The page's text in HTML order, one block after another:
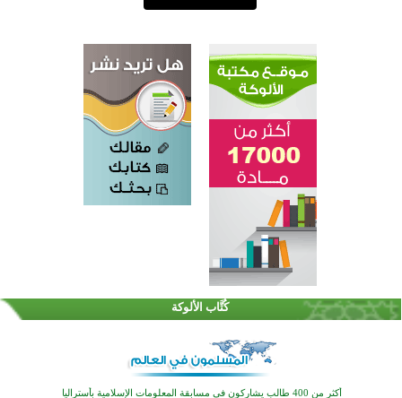
كُتَّاب الألوكة
القرآن والتربية في صدارة البرامج الصيفية للمسلمين في بينزا وساراتوف وموردوفيا هذا العام
اختتام الدورة التاسعة لمسابقة حفظ وتلاوة القرآن الكريم في أزناكاييف
أكثر من 100 شخص يتعرفون على الإسلام خلال يوم المسجد المفتوح في ميلفيل
اختتام منافسات قرآنية متميزة في بنغلاديش بمشاركة 3000 متسابق
أكثر من 400 طالب يشاركون في مسابقة المعلومات الإسلامية بأستراليا